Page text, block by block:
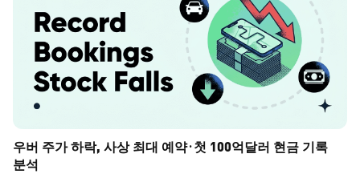
우버 주가 하락, 사상 최대 예약·첫 100억달러 현금 기록
분석